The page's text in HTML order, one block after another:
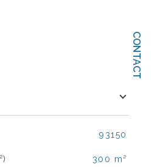
CONTACT
93150
300 m²